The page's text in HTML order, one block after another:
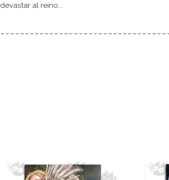
devastar al reino...